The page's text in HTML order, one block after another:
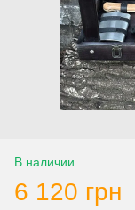
В наличии
6 120 грн